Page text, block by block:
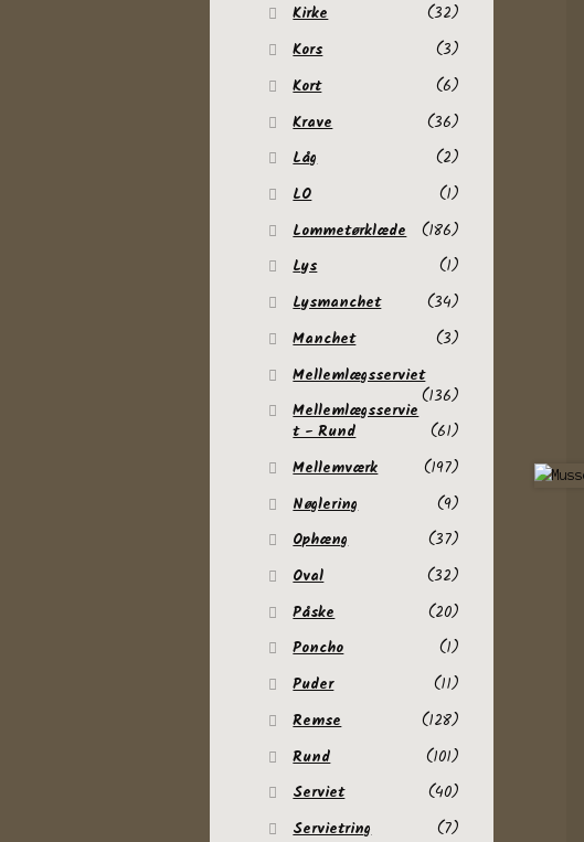
Kirke
(32)
Kors
(3)
Kort
(6)
Krave
(36)
Låg
(2)
LO
(1)
Lommetørklæde
(186)
Lys
(1)
Lysmanchet
(34)
Manchet
(3)
Mellemlægsserviet
(136)
Mellemlægsservie
t - Rund
(61)
Mellemværk
(197)
Nøglering
(9)
Ophæng
(37)
Oval
(32)
Påske
(20)
Poncho
(1)
Puder
(11)
Remse
(128)
Rund
(101)
Serviet
(40)
Servietring
(7)